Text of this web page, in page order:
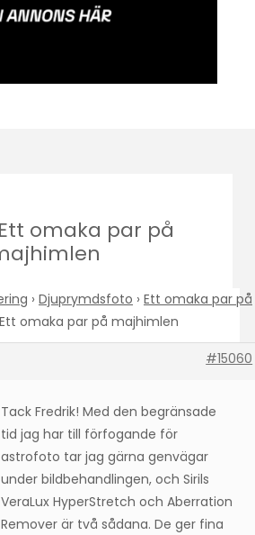
omaka par på
› Djuprymdsfoto › Ett omaka par på
omaka par på majhimlen
#15060
Tack Fredrik! Med den begränsade
tid jag har till förfogande för
astrofoto tar jag gärna genvägar
under bildbehandlingen, och Sirils
VeraLux HyperStretch och Aberration
Remover är två sådana. De ger fina